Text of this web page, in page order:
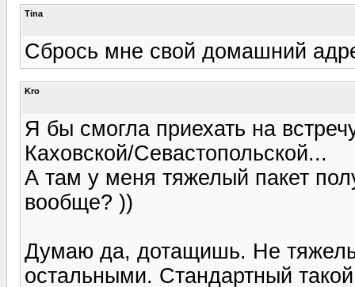
Tina
Сбрось мне свой домашний
Kro
Я бы смогла приехать на
Каховской/Севастопольской...
А там у меня тяжелый пакет
вообще? ))
Думаю да, дотащишь. Не
остальными. Стандартный такой